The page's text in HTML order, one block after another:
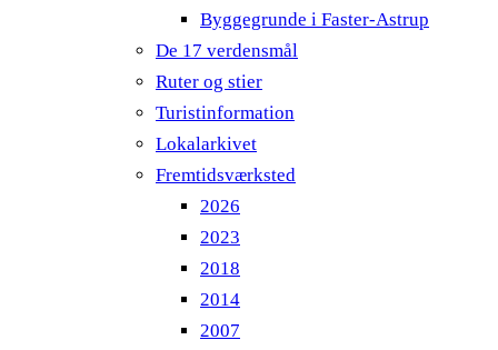
Byggegrunde i Faster-Astrup
De 17 verdensmål
Ruter og stier
Turistinformation
Lokalarkivet
Fremtidsværksted
2026
2023
2018
2014
2007